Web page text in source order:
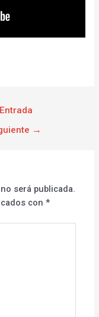
Entrada
→
será publicada.
con*